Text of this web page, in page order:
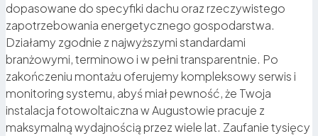
dopasowane do specyfiki dachu oraz rzeczywistego
zapotrzebowania energetycznego gospodarstwa.
Działamy zgodnie z najwyższymi standardami
branżowymi, terminowo i w pełni transparentnie. Po
zakończeniu montażu oferujemy kompleksowy serwis i
monitoring systemu, abyś miał pewność, że Twoja
instalacja fotowoltaiczna w Augustowie pracuje z
maksymalną wydajnością przez wiele lat. Zaufanie tysięcy